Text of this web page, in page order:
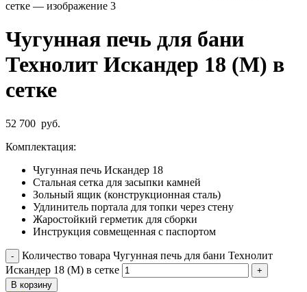
Чугунная печь для бани
Технолит Искандер 18 (М) в
сетке
52 700 руб.
Комплектация:
Чугунная печь Искандер 18
Стальная сетка для засыпки камней
Зольный ящик (конструкционная сталь)
Удлинитель портала для топки через стену
Жаростойкий герметик для сборки
Инструкция совмещенная с паспортом
Количество товара Чугунная печь для бани Технолит
Искандер 18 (М) в сетке
В корзину